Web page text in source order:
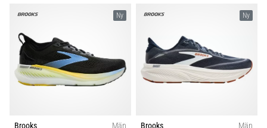
praktiken
testar
shuttle
run
snabbhet,
Skobredd
Sport
Ny Ny